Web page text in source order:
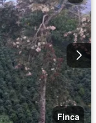
Finca